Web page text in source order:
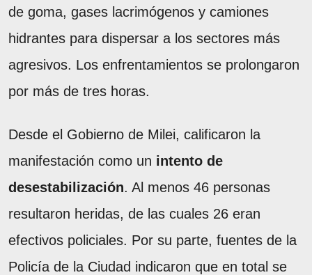
de goma, gases lacrimógenos y camiones
hidrantes para dispersar a los sectores más
agresivos. Los enfrentamientos se prolongaron
por más de tres horas.
Desde el Gobierno de Milei, calificaron la
manifestación como un intento de
desestabilización. Al menos 46 personas
resultaron heridas, de las cuales 26 eran
efectivos policiales. Por su parte, fuentes de la
Policía de la Ciudad indicaron que en total se